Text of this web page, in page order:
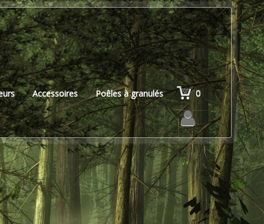
Accessoires Poêles à granulés 0